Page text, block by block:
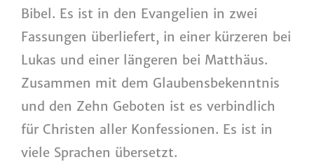
Bibel. Es ist in den Evangelien in zwei
Fassungen überliefert, in einer kürzeren bei
Lukas und einer längeren bei Matthäus.
Zusammen mit dem Glaubensbekenntnis
und den Zehn Geboten ist es verbindlich
für Christen aller Konfessionen. Es ist in
viele Sprachen übersetzt.